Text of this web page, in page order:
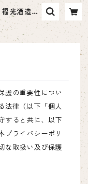
光酒造株
護の重要性につい
法律（以下「個人
すると共に、以下
プライバシーポリ
な取扱い及び保護